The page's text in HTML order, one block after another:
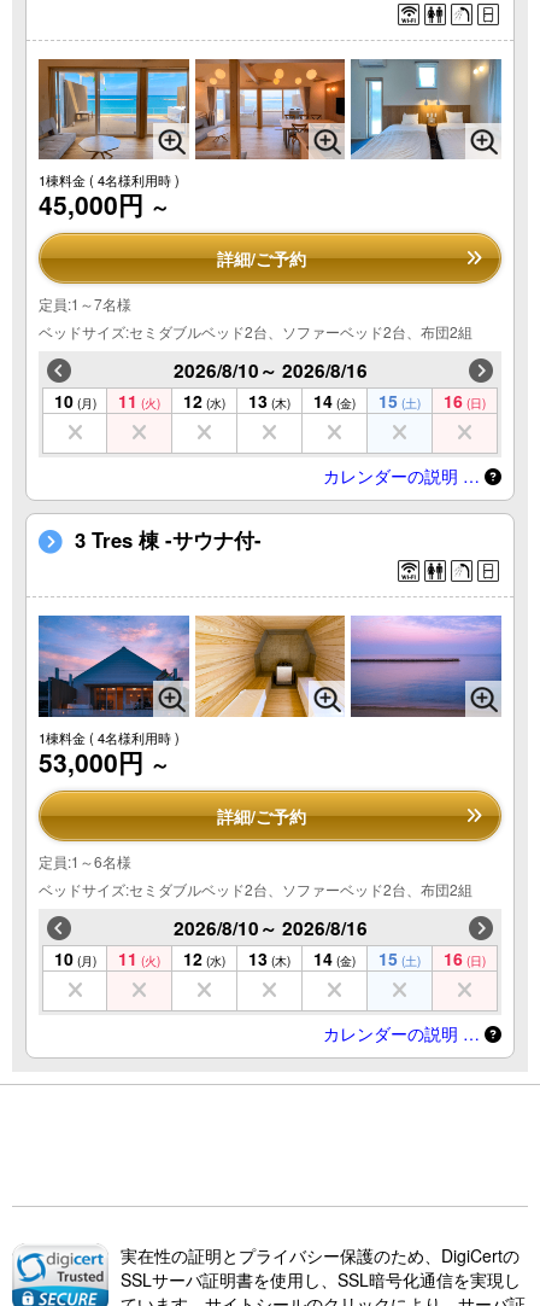
1棟料金( 4名様利用時 )
45,000円 ～
詳細/ご予約
定員:1～7名様
ベッドサイズ:セミダブルベッド2台、ソファーベッド2台、布団2組
2026/8/10～ 2026/8/16
10 (月) 11 (火) 12 (水) 13 (木) 14 (金) 15 (土) 16 (日)
カレンダーの説明 …
3 Tres 棟 -サウナ付-
1棟料金( 4名様利用時 )
53,000円 ～
詳細/ご予約
定員:1～6名様
ベッドサイズ:セミダブルベッド2台、ソファーベッド2台、布団2組
2026/8/10～ 2026/8/16
10 (月) 11 (火) 12 (水) 13 (木) 14 (金) 15 (土) 16 (日)
カレンダーの説明 …
実在性の証明とプライバシー保護のため、DigiCertの
SSLサーバ証明書を使用し、SSL暗号化通信を実現し